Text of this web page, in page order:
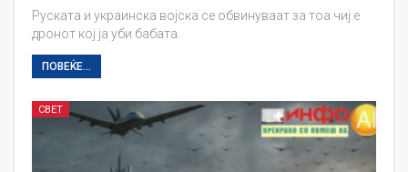
Руската и украинска војска се обвинуваат за тоа чиј е
дронот кој ја уби бабата.
ПОВЕЌЕ...
СВЕТ